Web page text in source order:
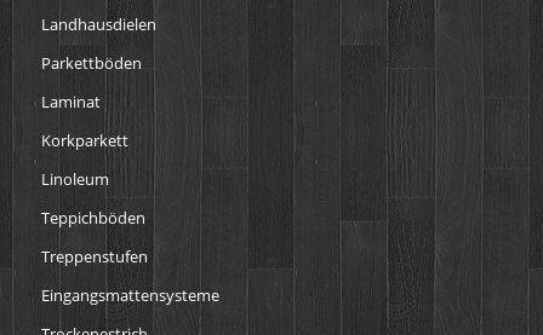
Landhausdielen
Parkettböden
Laminat
Korkparkett
Linoleum
Teppichböden
Treppenstufen
Eingangsmattensysteme